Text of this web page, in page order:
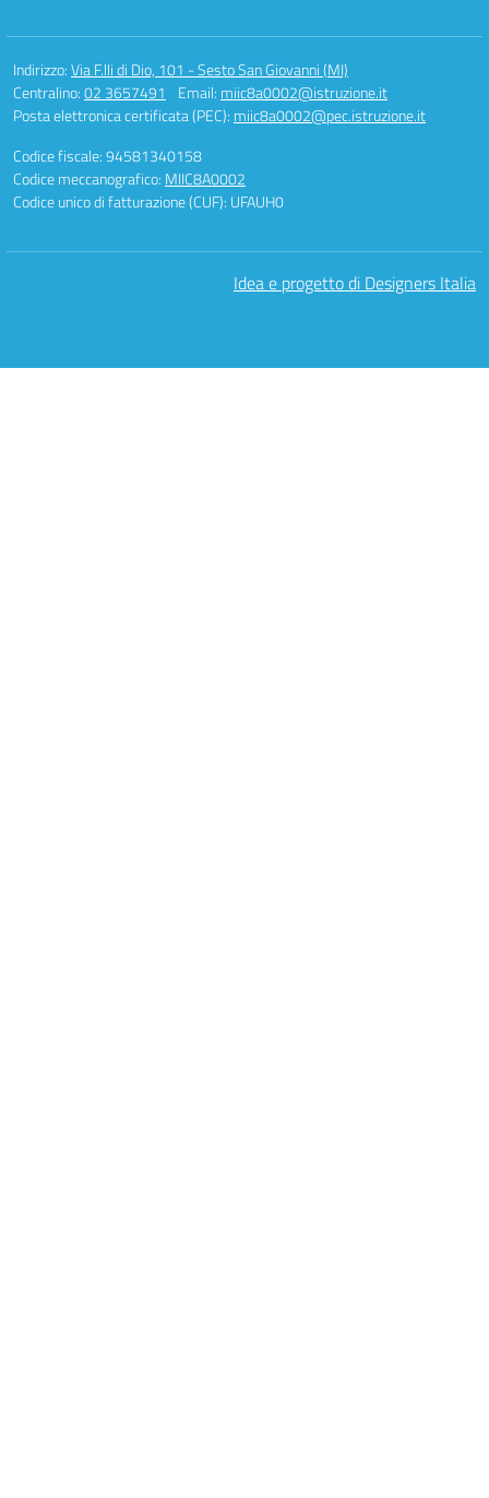
Indirizzo:Via F.lli di Dio, 101 - Sesto San Giovanni (MI)
Centralino:02 3657491 Email: miic8a0002@istruzione.it
Posta elettronica certificata (PEC): miic8a0002@pec.istruzione.it
Codice fiscale: 94581340158
Codice meccanografico: MIIC8A0002
Codice unico di fatturazione (CUF): UFAUH0
Idea e progetto di Designers Italia